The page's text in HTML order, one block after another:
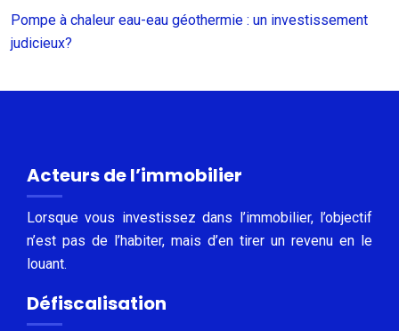
Pompe à chaleur eau-eau géothermie : un investissement
judicieux?
Acteurs de l’immobilier
Lorsque vous investissez dans l’immobilier, l’objectif
n’est pas de l’habiter, mais d’en tirer un revenu en le
louant.
Défiscalisation